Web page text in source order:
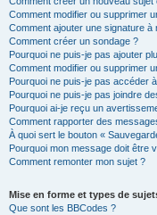
Comment modifier ou supprimer
Comment ajouter une signature à
Comment créer un sondage ?
Pourquoi ne puis-je pas ajouter
Comment modifier ou supprimer
Pourquoi ne puis-je pas accéder
Pourquoi ne puis-je pas joindre
Pourquoi ai-je reçu un
Comment rapporter des
À quoi sert le bouton «
Pourquoi mon message doit être
Comment remonter mon sujet ?
Mise en forme et types de
Que sont les BBCodes ?